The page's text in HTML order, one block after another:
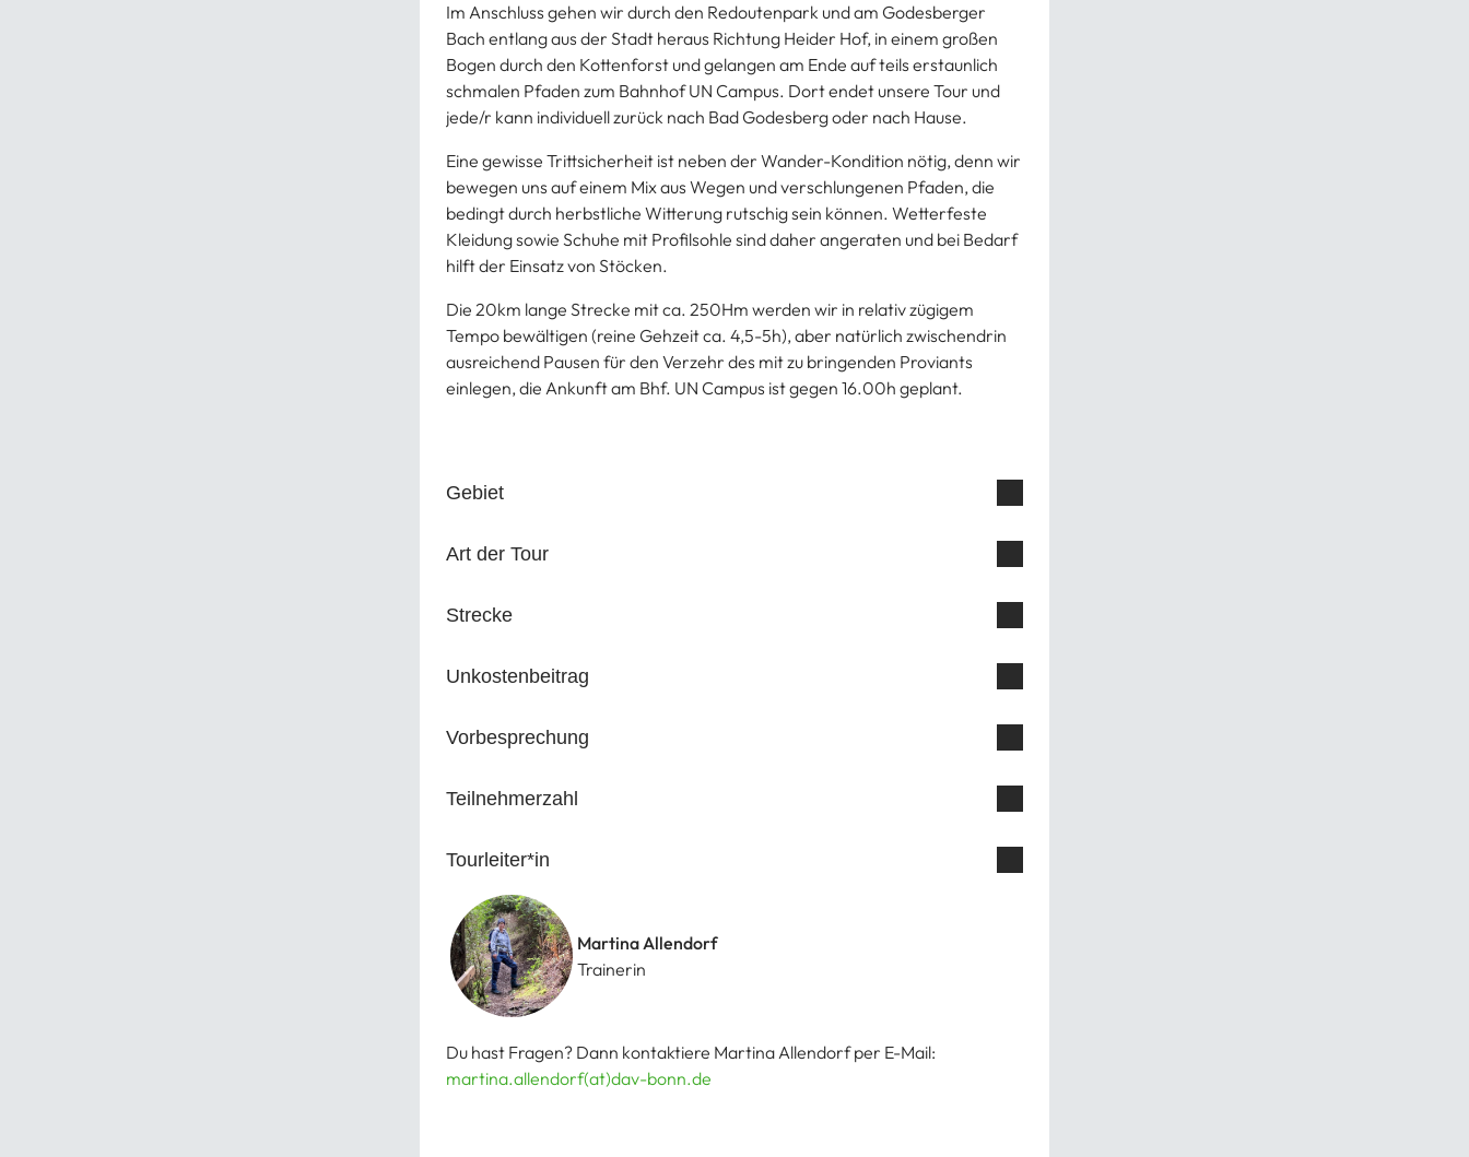
Im Anschluss gehen wir durch den Redoutenpark und am Godesberger
Bach entlang aus der Stadt heraus Richtung Heider Hof, in einem großen
Bogen durch den Kottenforst und gelangen am Ende auf teils erstaunlich
schmalen Pfaden zum Bahnhof UN Campus. Dort endet unsere Tour und
jede/r kann individuell zurück nach Bad Godesberg oder nach Hause.
Eine gewisse Trittsicherheit ist neben der Wander-Kondition nötig, denn wir
bewegen uns auf einem Mix aus Wegen und verschlungenen Pfaden, die
bedingt durch herbstliche Witterung rutschig sein können. Wetterfeste
Kleidung sowie Schuhe mit Profilsohle sind daher angeraten und bei Bedarf
hilft der Einsatz von Stöcken.
Die 20km lange Strecke mit ca. 250Hm werden wir in relativ zügigem
Tempo bewältigen (reine Gehzeit ca. 4,5-5h), aber natürlich zwischendrin
ausreichend Pausen für den Verzehr des mit zu bringenden Proviants
einlegen, die Ankunft am Bhf. UN Campus ist gegen 16.00h geplant.
Gebiet
Art der Tour
Strecke
Unkostenbeitrag
Vorbesprechung
Teilnehmerzahl
Tourleiter*in
Martina Allendorf
Trainerin
Du hast Fragen? Dann kontaktiere Martina Allendorf per E-Mail:
martina.allendorf(at)dav-bonn.de